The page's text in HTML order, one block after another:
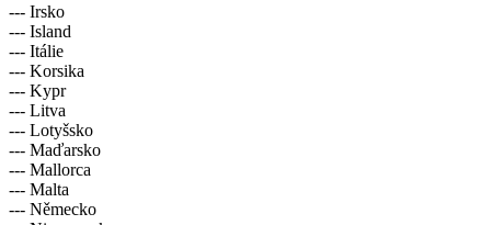
--- Irsko
--- Island
--- Itálie
--- Korsika
--- Kypr
--- Litva
--- Lotyšsko
--- Maďarsko
--- Mallorca
--- Malta
--- Německo